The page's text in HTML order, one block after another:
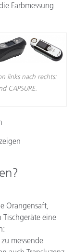
Farbmessung
links nach rechts:
CAPSURE.
Orangensaft,
eine
messende